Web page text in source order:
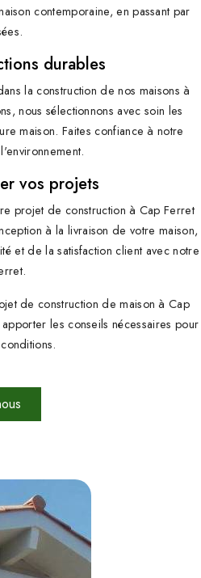
contemporaine, en passant par
durables
la construction de nos maisons à
nous sélectionnons avec soin les
maison. Faites confiance à notre
vos projets
projet de construction à Cap Ferret
à la livraison de votre maison,
et de la satisfaction client avec notre
de construction de maison à Cap
les conseils nécessaires pour